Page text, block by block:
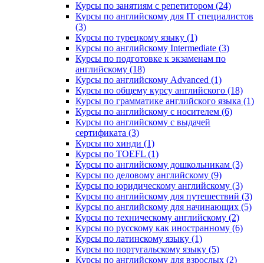
Курсы по занятиям с репетитором (24)
Курсы по английскому для IT специалистов
(3)
Курсы по турецкому языку (1)
Курсы по английскому Intermediate (3)
Курсы по подготовке к экзаменам по
английскому (18)
Курсы по английскому Advanced (1)
Курсы по общему курсу английского (18)
Курсы по грамматике английского языка (1)
Курсы по английскому с носителем (6)
Курсы по английскому с выдачей
сертификата (3)
Курсы по хинди (1)
Курсы по TOEFL (1)
Курсы по английскому дошкольникам (3)
Курсы по деловому английскому (9)
Курсы по юридическому английскому (3)
Курсы по английскому для путешествий (3)
Курсы по английскому для начинающих (5)
Курсы по техническому английскому (2)
Курсы по русскому как иностранному (6)
Курсы по латинскому языку (1)
Курсы по португальскому языку (5)
Курсы по английскому для взрослых (2)